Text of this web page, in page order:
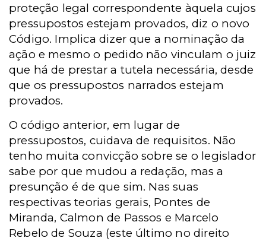
proteção legal correspondente àquela cujos
pressupostos estejam provados, diz o novo
Código. Implica dizer que a nominação da
ação e mesmo o pedido não vinculam o juiz
que há de prestar a tutela necessária, desde
que os pressupostos narrados estejam
provados.
O código anterior, em lugar de
pressupostos, cuidava de requisitos. Não
tenho muita convicção sobre se o legislador
sabe por que mudou a redação, mas a
presunção é de que sim. Nas suas
respectivas teorias gerais, Pontes de
Miranda, Calmon de Passos e Marcelo
Rebelo de Souza (este último no direito